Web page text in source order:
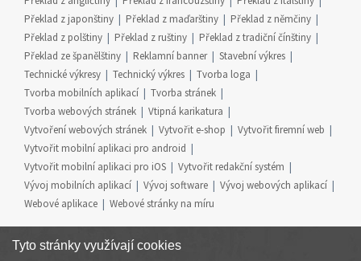
Překlad z japonštiny
Překlad z maďarštiny
Překlad z němčiny
Překlad z polštiny
Překlad z ruštiny
Překlad z tradiční čínštiny
Překlad ze španělštiny
Reklamní banner
Stavební výkres
Technické výkresy
Technický výkres
Tvorba loga
Tvorba mobilních aplikací
Tvorba stránek
Tvorba webových stránek
Vtipná karikatura
Vytvoření webových stránek
Vytvořit e-shop
Vytvořit firemní web
Vytvořit mobilní aplikaci pro android
Vytvořit mobilní aplikaci pro iOS
Vytvořit redakční systém
Vývoj mobilních aplikací
Vývoj software
Vývoj webových aplikací
Webové aplikace
Webové stránky na míru
Tyto stránky využívají cookies